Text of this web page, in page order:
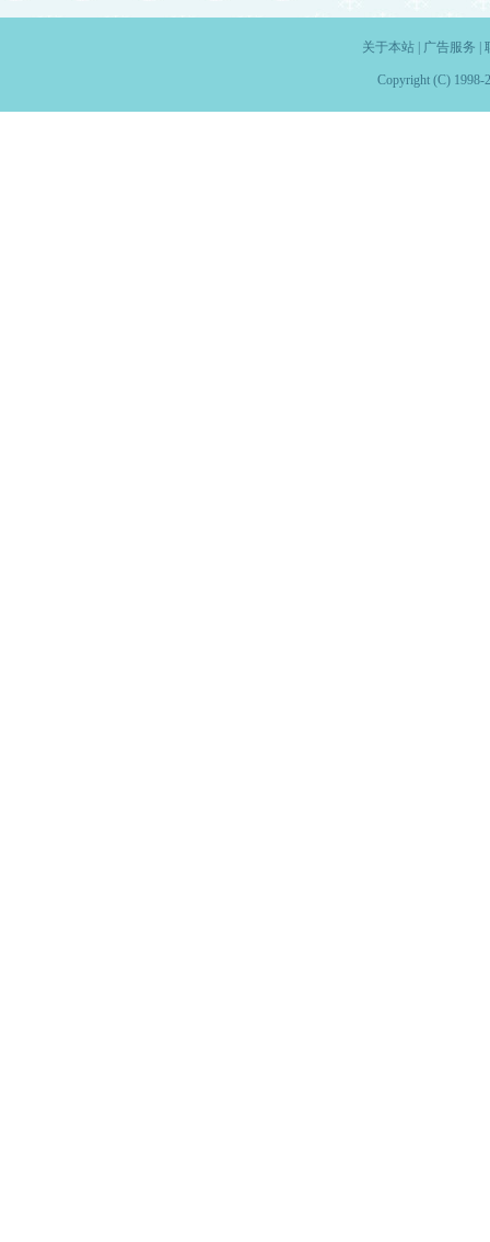
关于本站| 广告服务
Copyright (C) 1998-